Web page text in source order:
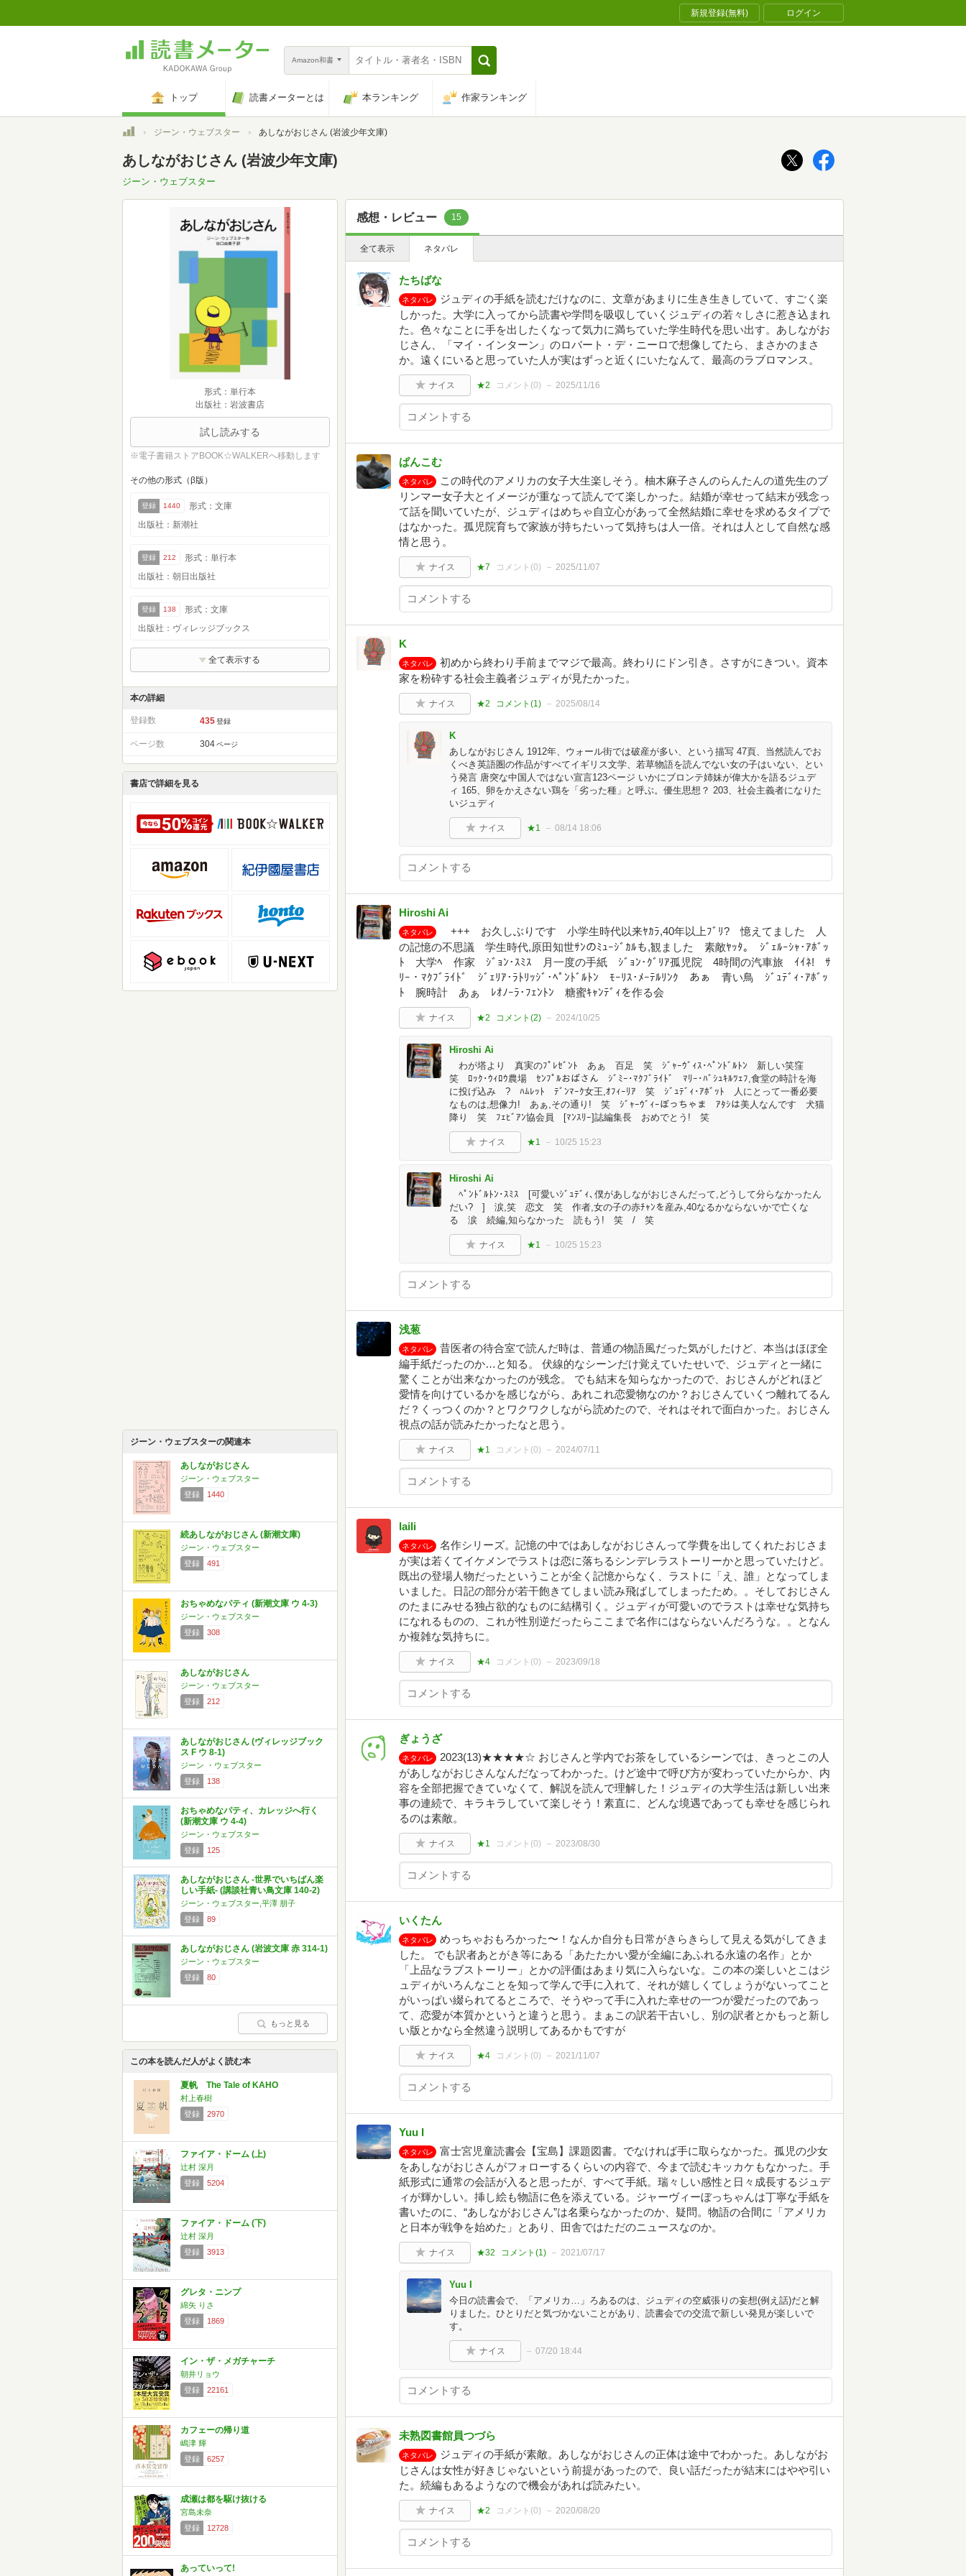
新規登録(無料) ログイン
Amazon和書
トップ 読書メーターとは 本ランキング 作家ランキング
トップジーン・ウェブスター あしながおじさん (岩波少年文庫)
あしながおじさん (岩波少年文庫)
ジーン・ウェブスター
形式：単行本
出版社：岩波書店
試し読みする
※電子書籍ストアBOOK☆WALKERへ移動します
その他の形式（β版）
登録 1440
形式：文庫
出版社：新潮社
登録 212
形式：単行本
出版社：朝日出版社
登録 138
形式：文庫
出版社：ヴィレッジブックス
全て表示する
本の詳細
登録数 435 登録
ページ数 304 ページ
書店で詳細を見る
ジーン・ウェブスターの関連本
あしながおじさん
ジーン・ウェブスター
登録
1440
続あしながおじさん (新潮文庫)
ジーン・ウェブスター
登録
491
おちゃめなパティ (新潮文庫 ウ 4-3)
ジーン・ウェブスター
登録
308
あしながおじさん
ジーン・ウェブスター
登録
212
あしながおじさん (ヴィレッジブック
ス F ウ 8-1)
ジーン ・ウェブスター
登録
138
おちゃめなパティ、カレッジへ行く
(新潮文庫 ウ 4-4)
ジーン・ウェブスター
登録
125
あしながおじさん -世界でいちばん楽
しい手紙- (講談社青い鳥文庫 140-2)
ジーン・ウェブスター,平澤 朋子
登録
89
あしながおじさん (岩波文庫 赤 314-1)
ジーン・ウェブスター
登録
80
もっと見る
この本を読んだ人がよく読む本
夏帆 The Tale of KAHO
村上春樹
登録
2970
ファイア・ドーム (上)
辻村 深月
登録
5204
ファイア・ドーム (下)
辻村 深月
登録
3913
グレタ・ニンプ
綿矢 りさ
登録
1869
イン・ザ・メガチャーチ
朝井リョウ
登録
22161
カフェーの帰り道
嶋津 輝
登録
6257
成瀬は都を駆け抜ける
宮島未奈
登録
12728
あっていって!
感想・レビュー 15
全て表示 ネタバレ
たちばな
ネタバレ
ジュディの手紙を読むだけなのに、文章があまりに生き生きしていて、すごく楽
しかった。大学に入ってから読書や学問を吸収していくジュディの若々しさに惹き込まれ
た。色々なことに手を出したくなって気力に満ちていた学生時代を思い出す。あしながお
じさん、「マイ・インターン」のロバート・デ・ニーロで想像してたら、まさかのまさ
か。遠くにいると思っていた人が実はずっと近くにいたなんて、最高のラブロマンス。
ナイス ★2 コメント(0) 2025/11/16
ぱんこむ
ネタバレ
この時代のアメリカの女子大生楽しそう。柚木麻子さんのらんたんの道先生のブ
リンマー女子大とイメージが重なって読んでて楽しかった。結婚が幸せって結末が残念っ
て話を聞いていたが、ジュディはめちゃ自立心があって全然結婚に幸せを求めるタイプで
はなかった。孤児院育ちで家族が持ちたいって気持ちは人一倍。それは人として自然な感
情と思う。
ナイス ★7 コメント(0) 2025/11/07
K
ネタバレ
初めから終わり手前までマジで最高。終わりにドン引き。さすがにきつい。資本
家を粉砕する社会主義者ジュディが見たかった。
ナイス ★2 コメント(1) 2025/08/14
K
あしながおじさん 1912年、ウォール街では破産が多い、という描写 47頁、当然読んでお
くべき英語圏の作品がすべてイギリス文学、若草物語を読んでない女の子はいない、とい
う発言 唐突な中国人ではない宣言123ページ いかにブロンテ姉妹が偉大かを語るジュデ
ィ 165、卵をかえさない鶏を「劣った種」と呼ぶ。優生思想？ 203、社会主義者になりた
いジュディ
ナイス ★1 08/14 18:06
Hiroshi Ai
ネタバレ
+++ お久しぶりです 小学生時代以来ﾔｶﾗ,40年以上ﾌﾞﾘ? 憶えてました 人
の記憶の不思議 学生時代,原田知世ｻﾝのﾐｭｰｼﾞｶﾙも,観ました 素敵ﾔｯﾀ｡ ｼﾞｪﾙｰｼｬ･ｱﾎﾞｯ
ﾄ 大学ﾍ 作家 ｼﾞｮﾝ･ｽﾐｽ 月一度の手紙 ｼﾞｮﾝ･ｸﾞﾘｱ孤児院 4時間の汽車旅 ｲｲﾈ! ｻ
ﾘｰ・ﾏｸﾌﾞﾗｲﾄﾞ ｼﾞｪﾘｱ･ﾗﾄﾘｯｼﾞ･ﾍﾟﾝﾄﾞﾙﾄﾝ ﾓｰﾘｽ･ﾒｰﾃﾙﾘﾝｸ あぁ 青い鳥 ｼﾞｭﾃﾞｨ･ｱﾎﾞｯ
ﾄ 腕時計 あぁ ﾚｵﾉｰﾗ･ﾌｪﾝﾄﾝ 糖蜜ｷｬﾝﾃﾞｨを作る会
ナイス ★2 コメント(2) 2024/10/25
Hiroshi Ai
わが塔より 真実のﾌﾟﾚｾﾞﾝﾄ あぁ 百足 笑 ｼﾞｬｰｳﾞｨｽ･ﾍﾟﾝﾄﾞﾙﾄﾝ 新しい笑窪
笑 ﾛｯｸ･ｳｨﾛｳ農場 ｾﾝﾌﾟﾙおばさん ｼﾞﾐｰ･ﾏｸﾌﾞﾗｲﾄﾞ ﾏﾘｰ･ﾊﾞｼｭｷﾙﾂｪﾌ,食堂の時計を海
に投げ込み ? ﾊﾑﾚｯﾄ ﾃﾞﾝﾏｰｸ女王,ｵﾌｨｰﾘｱ 笑 ｼﾞｭﾃﾞｨ･ｱﾎﾞｯﾄ 人にとって一番必要
なものは,想像力! あぁ,その通り! 笑 ｼﾞｬｰｳﾞｨｰぼっちゃま ｱﾀｼは美人なんです 犬猫
降り 笑 ﾌｪﾋﾞｱﾝ協会員 [ﾏﾝｽﾘｰ]誌編集長 おめでとう! 笑
ナイス ★1 10/25 15:23
Hiroshi Ai
ﾍﾟﾝﾄﾞﾙﾄﾝ･ｽﾐｽ [可愛いｼﾞｭﾃﾞｨ､僕があしながおじさんだって,どうして分らなかったん
だい? ] 涙,笑 恋文 笑 作者,女の子の赤ﾁｬﾝを産み,40なるかならないかで亡くな
る 涙 続編,知らなかった 読もう! 笑 / 笑
ナイス ★1 10/25 15:23
浅葱
ネタバレ
昔医者の待合室で読んだ時は、普通の物語風だった気がしたけど、本当はほぼ全
編手紙だったのか…と知る。 伏線的なシーンだけ覚えていたせいで、ジュディと一緒に
驚くことが出来なかったのが残念。 でも結末を知らなかったので、おじさんがどれほど
愛情を向けているかを感じながら、あれこれ恋愛物なのか？おじさんていくつ離れてるん
だ？くっつくのか？とワクワクしながら読めたので、それはそれで面白かった。おじさん
視点の話が読みたかったなと思う。
ナイス ★1 コメント(0) 2024/07/11
laili
ネタバレ
名作シリーズ。記憶の中ではあしながおじさんって学費を出してくれたおじさま
が実は若くてイケメンでラストは恋に落ちるシンデレラストーリーかと思っていたけど。
既出の登場人物だったということが全く記憶からなく、ラストに「え、誰」となってしま
いました。日記の部分が若干飽きてしまい読み飛ばしてしまったため。。そしておじさん
のたまにみせる独占欲的なものに結構引く。ジュディが可愛いのでラストは幸せな気持ち
になれるものの、これが性別逆だったらここまで名作にはならないんだろうな。。となん
か複雑な気持ちに。
ナイス ★4 コメント(0) 2023/09/18
ぎょうざ
ネタバレ
2023(13)★★★★☆ おじさんと学内でお茶をしているシーンでは、きっとこの人
があしながおじさんなんだなってわかった。けど途中で呼び方が変わっていたからか、内
容を全部把握できていなくて、解説を読んで理解した！ジュディの大学生活は新しい出来
事の連続で、キラキラしていて楽しそう！素直に、どんな境遇であっても幸せを感じられ
るのは素敵。
ナイス ★1 コメント(0) 2023/08/30
いくたん
ネタバレ
めっちゃおもろかった〜！なんか自分も日常がきらきらして見える気がしてきま
した。 でも訳者あとがき等にある「あたたかい愛が全編にあふれる永遠の名作」とか
「上品なラブストーリー」とかの評価はあまり気に入らないな。この本の楽しいとこはジ
ュディがいろんなことを知って学んで手に入れて、それが嬉しくてしょうがないってこと
がいっぱい綴られてるところで、そうやって手に入れた幸せの一つが愛だったのであっ
て、恋愛が本質かというと違うと思う。まぁこの訳若干古いし、別の訳者とかもっと新し
い版とかなら全然違う説明してあるかもですが
ナイス ★4 コメント(0) 2021/11/07
Yuu I
ネタバレ
富士宮児童読書会【宝島】課題図書。でなければ手に取らなかった。孤児の少女
をあしながおじさんがフォローするくらいの内容で、今まで読むキッカケもなかった。手
紙形式に通常の会話が入ると思ったが、すべて手紙。瑞々しい感性と日々成長するジュデ
ィが輝かしい。挿し絵も物語に色を添えている。ジャーヴィーぼっちゃんは丁寧な手紙を
書いたのに、“あしながおじさん”は名乗らなかったのか、疑問。物語の合間に「アメリカ
と日本が戦争を始めた」とあり、田舎ではただのニュースなのか。
ナイス ★32 コメント(1) 2021/07/17
Yuu I
今日の読書会で、「アメリカ…」ろあるのは、ジュディの空威張りの妄想(例え話)だと解
りました。ひとりだと気づかないことがあり、読書会での交流で新しい発見が楽しいで
す。
ナイス 07/20 18:44
未熟図書館員つづら
ネタバレ
ジュディの手紙が素敵。あしながおじさんの正体は途中でわかった。あしながお
じさんは女性が好きじゃないという前提があったので、良い話だったが結末にはやや引い
た。続編もあるようなので機会があれば読みたい。
ナイス ★2 コメント(0) 2020/08/20